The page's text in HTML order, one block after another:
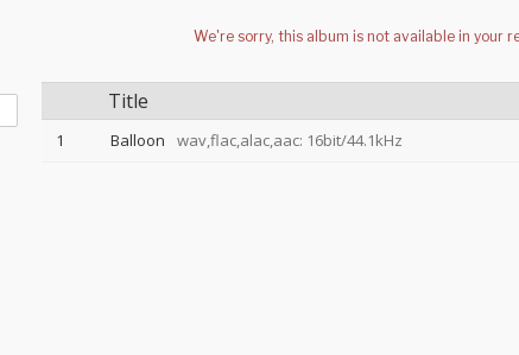
Title
1 Balloon wav,flac,alac,aac: 16bit/44.1kHz